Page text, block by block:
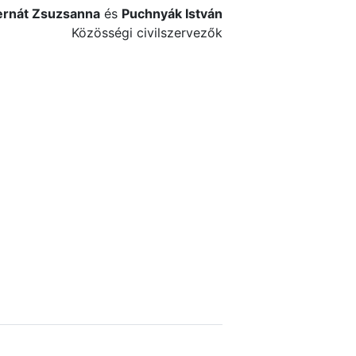
Zsuzsanna és Puchnyák István
Közösségi civilszervezők